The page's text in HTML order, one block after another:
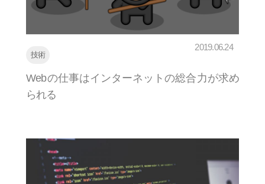
技術
2019.06.24
Webの仕事はインターネットの総合力が求め
られる